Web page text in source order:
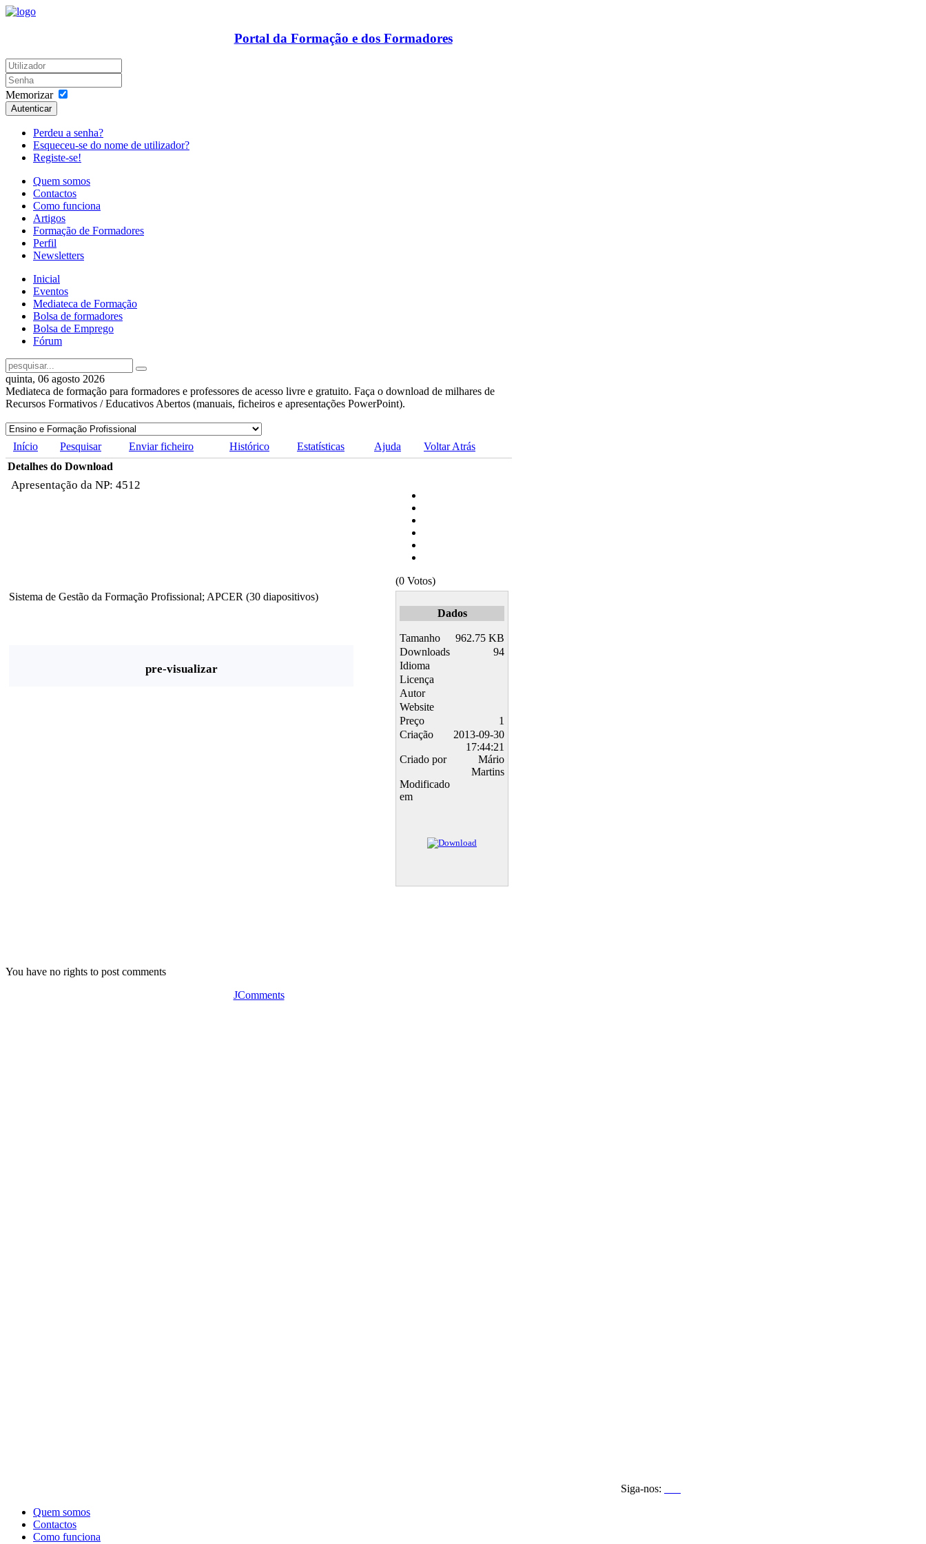
Portal da Formação e dos Formadores
Memorizar
Autenticar
Perdeu a senha?
Esqueceu-se do nome de utilizador?
Registe-se!
Quem somos
Contactos
Como funciona
Artigos
Formação de Formadores
Perfil
Newsletters
Inicial
Eventos
Mediateca de Formação
Bolsa de formadores
Bolsa de Emprego
Fórum
quinta, 06 agosto 2026
Mediateca de formação para formadores e professores de acesso livre e gratuito. Faça o download de milhares de
Recursos Formativos / Educativos Abertos (manuais, ficheiros e apresentações PowerPoint).
Início Pesquisar Enviar ficheiro Histórico Estatísticas Ajuda
Voltar Atrás
Detalhes do Download
Apresentação da NP: 4512
(0 Votos)
Sistema de Gestão da Formação Profissional; APCER (30 diapositivos)
pre-visualizar
Dados
Tamanho
962.75 KB
Downloads
94
Idioma
Licença
Autor
Website
Preço
1
Criação
2013-09-30
17:44:21
Criado por
Mário
Martins
Modificado
em
You have no rights to post comments
JComments
Siga-nos:
Quem somos
Contactos
Como funciona